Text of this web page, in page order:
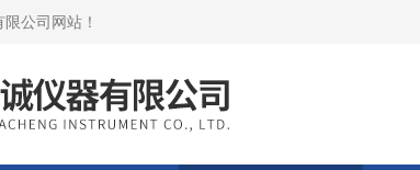
限公司网站 ！